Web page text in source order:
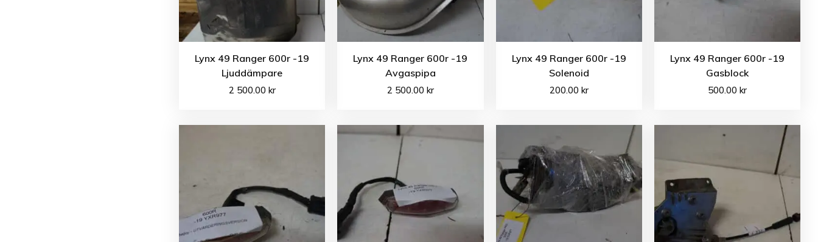
Lynx 49 Ranger 600r -19
Ljuddämpare
2 500.00 kr
Lynx 49 Ranger 600r -19
Avgaspipa
2 500.00 kr
Lynx 49 Ranger 600r -19
Solenoid
200.00 kr
Lynx 49 Ranger 600r -19
Gasblock
500.00 kr